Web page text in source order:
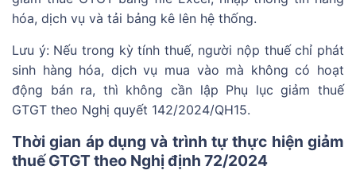
hóa, dịch vụ và tải bảng kê lên hệ thống.
Lưu ý: Nếu trong kỳ tính thuế, người nộp thuế chỉ phát
sinh hàng hóa, dịch vụ mua vào mà không có hoạt
động bán ra, thì không cần lập Phụ lục giảm thuế
GTGT theo Nghị quyết 142/2024/QH15.
Thời gian áp dụng và trình tự thực hiện giảm
thuế GTGT theo Nghị định 72/2024